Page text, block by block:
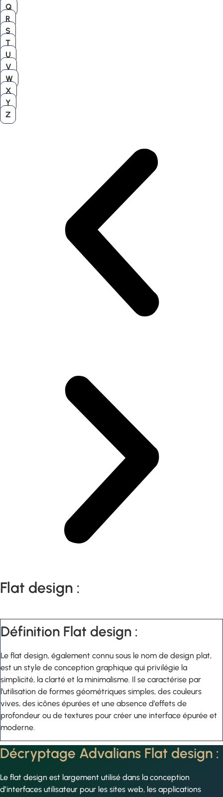
Q
R
S
T
U
V
W
X
Y
Z
Flat design :
Définition Flat design :
Le flat design, également connu sous le nom de design plat,
est un style de conception graphique qui privilégie la
simplicité, la clarté et la minimalisme. Il se caractérise par
l’utilisation de formes géométriques simples, des couleurs
vives, des icônes épurées et une absence d’effets de
profondeur ou de textures pour créer une interface épurée et
moderne.
Décryptage Advalians Flat design :
Le flat design est largement utilisé dans la conception
d’interfaces utilisateur pour les sites web, les applications